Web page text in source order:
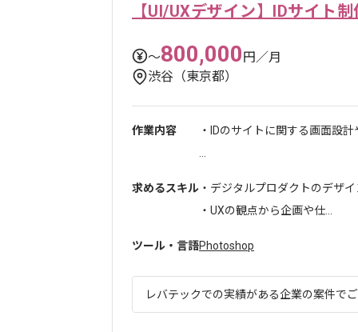
【UI/UXデザイン】IDサイト制
〜800,000円／月
渋谷（東京都）
作業内容
・IDのサイトに関する画面設
求めるスキル ・デジタルプロダクトのデザ
・UXの観点から企画や仕...
ツール・言語Photoshop
レバテックでの実績がある企業の案件で